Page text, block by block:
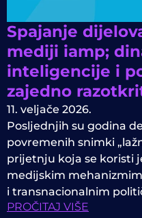
Spajanje
mediji iamp;
inteligencije i
zajedno
11. veljače 2026.
Posljednjih su godina
povremenih snimki
prijetnju koja se koristi
medijskim
i transnacionalnim
PROČITAJ VIŠE